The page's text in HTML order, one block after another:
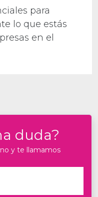
para
lo que estás
en el
duda?
y te llamamos